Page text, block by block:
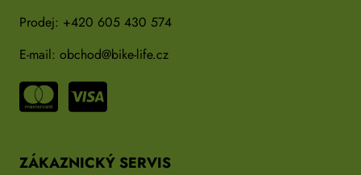
Prodej: +420 605 430 574
E-mail: obchod@bike-life.cz
ZÁKAZNICKÝ SERVIS